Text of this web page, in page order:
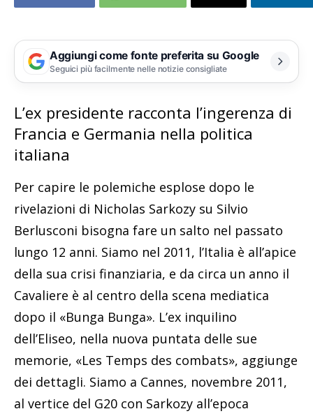
Aggiungi come fonte preferita su Google
Seguici più facilmente nelle notizie consigliate
L’ex presidente racconta l’ingerenza di
Francia e Germania nella politica
italiana
Per capire le polemiche esplose dopo le
rivelazioni di Nicholas Sarkozy su Silvio
Berlusconi bisogna fare un salto nel passato
lungo 12 anni. Siamo nel 2011, l’Italia è all’apice
della sua crisi finanziaria, e da circa un anno il
Cavaliere è al centro della scena mediatica
dopo il «Bunga Bunga». L’ex inquilino
dell’Eliseo, nella nuova puntata delle sue
memorie, «Les Temps des combats», aggiunge
dei dettagli. Siamo a Cannes, novembre 2011,
al vertice del G20 con Sarkozy all’epoca